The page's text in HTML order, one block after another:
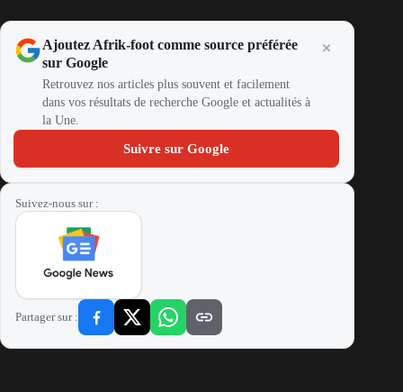
Ajoutez Afrik-foot comme source préférée
sur Google
Retrouvez nos articles plus souvent et facilement
dans vos résultats de recherche Google et actualités à
la Une.
Suivre sur Google
Suivez-nous sur :
Partager sur :